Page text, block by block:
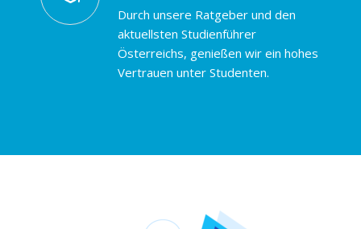
Durch unsere Ratgeber und den
aktuellsten Studienführer
Österreichs, genießen wir ein hohes
Vertrauen unter Studenten.